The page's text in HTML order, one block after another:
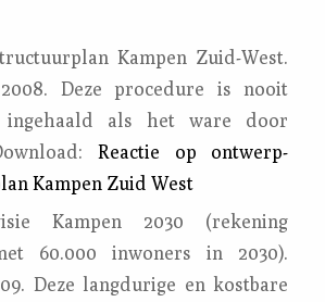
Kampen Zuid-West.
Deze procedure is nooit
ingehaald als het ware door
Reactie op ontwerp-
Kampen Zuid West
Kampen 2030 (rekening
60.000 inwoners in 2030).
Deze langdurige en kostbare